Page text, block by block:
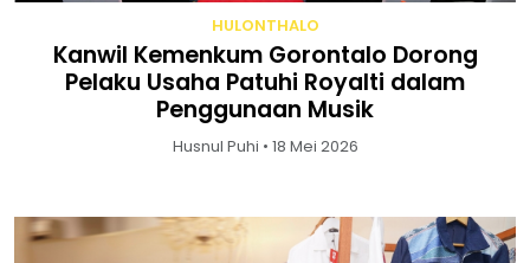
HULONTHALO
Kanwil Kemenkum Gorontalo Dorong
Pelaku Usaha Patuhi Royalti dalam
Penggunaan Musik
Husnul Puhi • 18 Mei 2026